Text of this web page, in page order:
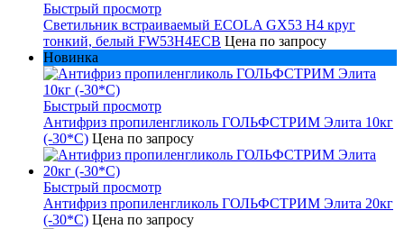
Быстрый просмотр
Светильник встраиваемый ECOLA GX53 H4 круг
тонкий, белый FW53H4ECB Цена по запросу
Новинка
Быстрый просмотр
Антифриз пропиленгликоль ГОЛЬФСТРИМ Элита 10кг
(-30*С) Цена по запросу
Быстрый просмотр
Антифриз пропиленгликоль ГОЛЬФСТРИМ Элита 20кг
(-30*С) Цена по запросу